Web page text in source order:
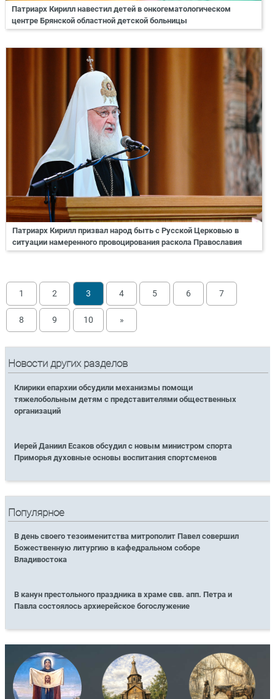
Патриарх Кирилл навестил детей в онкогематологическом
центре Брянской областной детской больницы
Патриарх Кирилл призвал народ быть с Русской Церковью в
ситуации намеренного провоцирования раскола Православия
1 2 3 4 5 6 7
8 9 10 »
Новости других разделов
Клирики епархии обсудили механизмы помощи
тяжелобольным детям с представителями общественных
организаций
Иерей Даниил Есаков обсудил с новым министром спорта
Приморья духовные основы воспитания спортсменов
Популярное
В день своего тезоименитства митрополит Павел совершил
Божественную литургию в кафедральном соборе
Владивостока
В канун престольного праздника в храме свв. апп. Петра и
Павла состоялось архиерейское богослужение